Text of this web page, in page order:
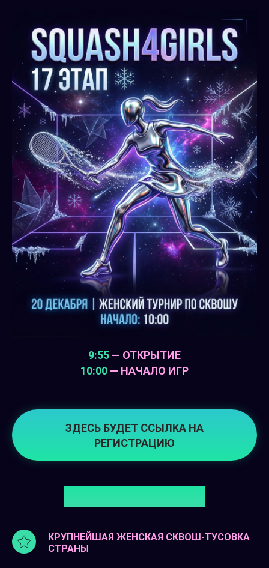
9:55 — ОТКРЫТИЕ
10:00 — НАЧАЛО ИГР
ЗДЕСЬ БУДЕТ ССЫЛКА НА
РЕГИСТРАЦИЮ
КРУПНЕЙШАЯ ЖЕНСКАЯ СКВОШ-ТУСОВКА
СТРАНЫ